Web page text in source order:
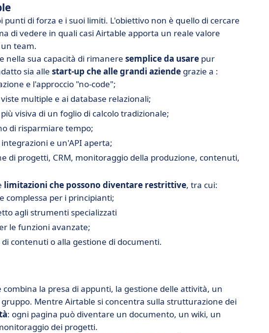
di forza e i suoi limiti. L'obiettivo non è quello di cercare
di vedere in quali casi Airtable apporta un reale valore
team.
nella sua capacità di rimanere semplice da usare pur
sia alle start-up che alle grandi aziende grazie a :
e l'approccio "no-code";
multiple e ai database relazionali;
visiva di un foglio di calcolo tradizionale;
di risparmiare tempo;
e un'API aperta;
di progetti, CRM, monitoraggio della produzione, contenuti,
limitazioni che possono diventare restrittive, tra cui:
complessa per i principianti;
agli strumenti specializzati
le funzioni avanzate;
contenuti o alla gestione di documenti.
combina la presa di appunti, la gestione delle attività, un
Mentre Airtable si concentra sulla strutturazione dei
: ogni pagina può diventare un documento, un wiki, un
dei progetti.